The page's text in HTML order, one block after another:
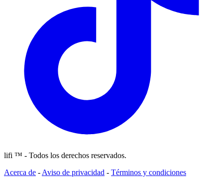
lifi ™ - Todos los derechos reservados.
Acerca de - Aviso de privacidad - Términos y condiciones